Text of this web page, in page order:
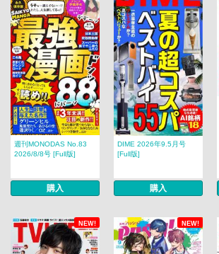
週刊MONODAS No.83
2026/8/8号 [Full版]
購入
DIME 2026年9.5月号
[Full版]
購入
NEW! NEW!